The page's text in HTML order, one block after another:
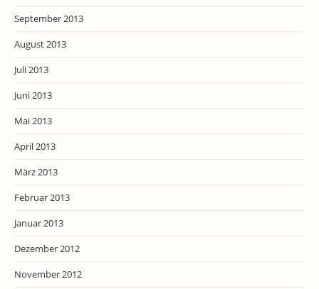
September 2013
August 2013
Juli 2013
Juni 2013
Mai 2013
April 2013
März 2013
Februar 2013
Januar 2013
Dezember 2012
November 2012